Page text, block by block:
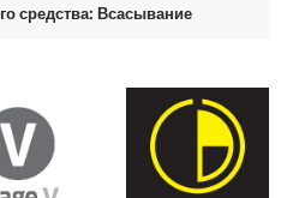
средства: Всасывание